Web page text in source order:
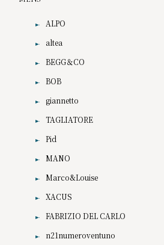
ALPO
altea
BEGG＆CO
BOB
giannetto
TAGLIATORE
Pid
MANO
Marco&Louise
XACUS
FABRIZIO DEL CARLO
n21numeroventuno